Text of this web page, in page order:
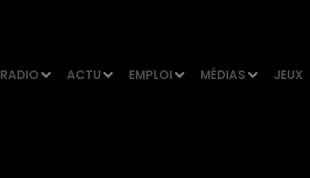
RADIO ACTU EMPLOI MÉDIAS JEUX